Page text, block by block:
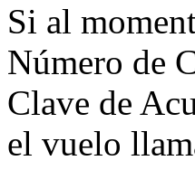
Si al
Número de
Clave de
el vuelo